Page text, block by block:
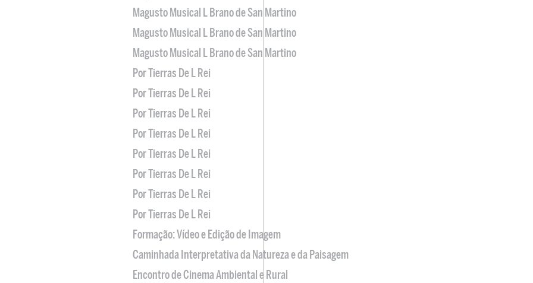
Magusto Musical L Brano de San Martino
Magusto Musical L Brano de San Martino
Magusto Musical L Brano de San Martino
Por Tierras De L Rei
Por Tierras De L Rei
Por Tierras De L Rei
Por Tierras De L Rei
Por Tierras De L Rei
Por Tierras De L Rei
Por Tierras De L Rei
Por Tierras De L Rei
Formação: Vídeo e Edição de Imagem
Caminhada Interpretativa da Natureza e da Paisagem
Encontro de Cinema Ambiental e Rural